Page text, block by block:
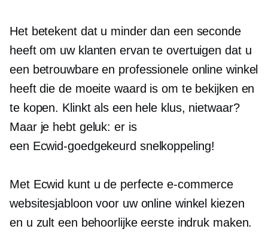
Het betekent dat u minder dan een seconde
heeft om uw klanten ervan te overtuigen dat u
een betrouwbare en professionele online winkel
heeft die de moeite waard is om te bekijken en
te kopen. Klinkt als een hele klus, nietwaar?
Maar je hebt geluk: er is
een Ecwid-goedgekeurd snelkoppeling!
Met Ecwid kunt u de perfecte e-commerce
websitesjabloon voor uw online winkel kiezen
en u zult een behoorlijke eerste indruk maken.